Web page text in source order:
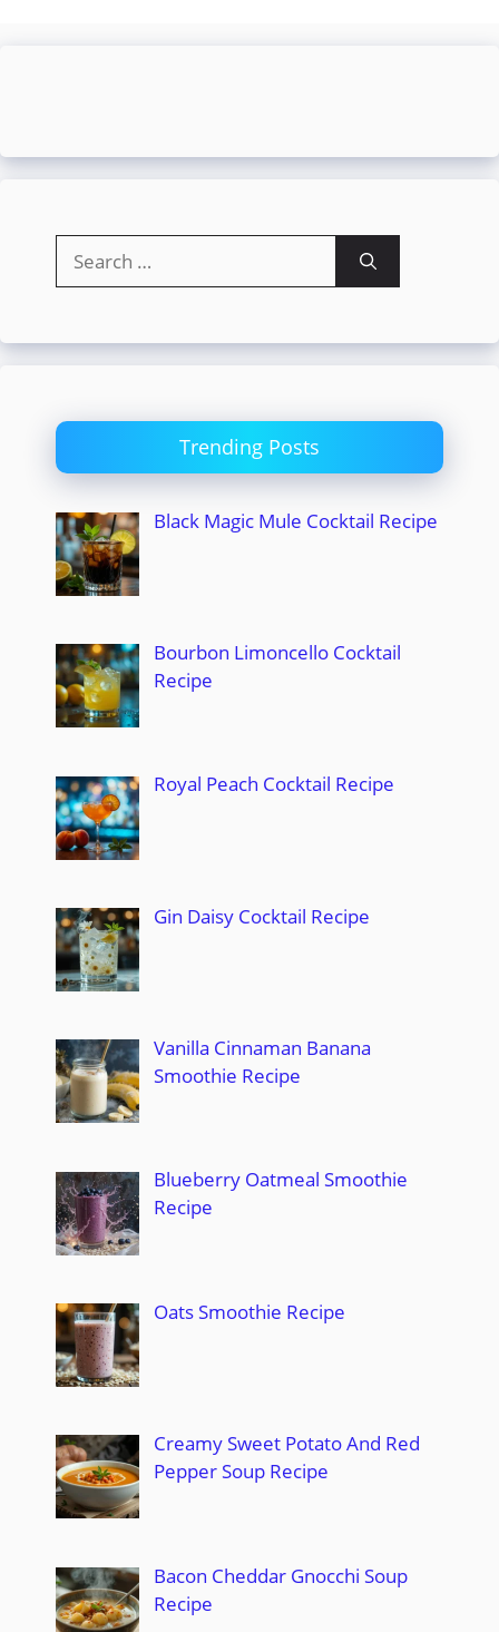
for:
Trending Posts
Black Magic Mule Cocktail Recipe
Bourbon Limoncello Cocktail
Recipe
Royal Peach Cocktail Recipe
Gin Daisy Cocktail Recipe
Vanilla Cinnaman Banana
Smoothie Recipe
Blueberry Oatmeal Smoothie
Recipe
Oats Smoothie Recipe
Creamy Sweet Potato And Red
Pepper Soup Recipe
Bacon Cheddar Gnocchi Soup
Recipe